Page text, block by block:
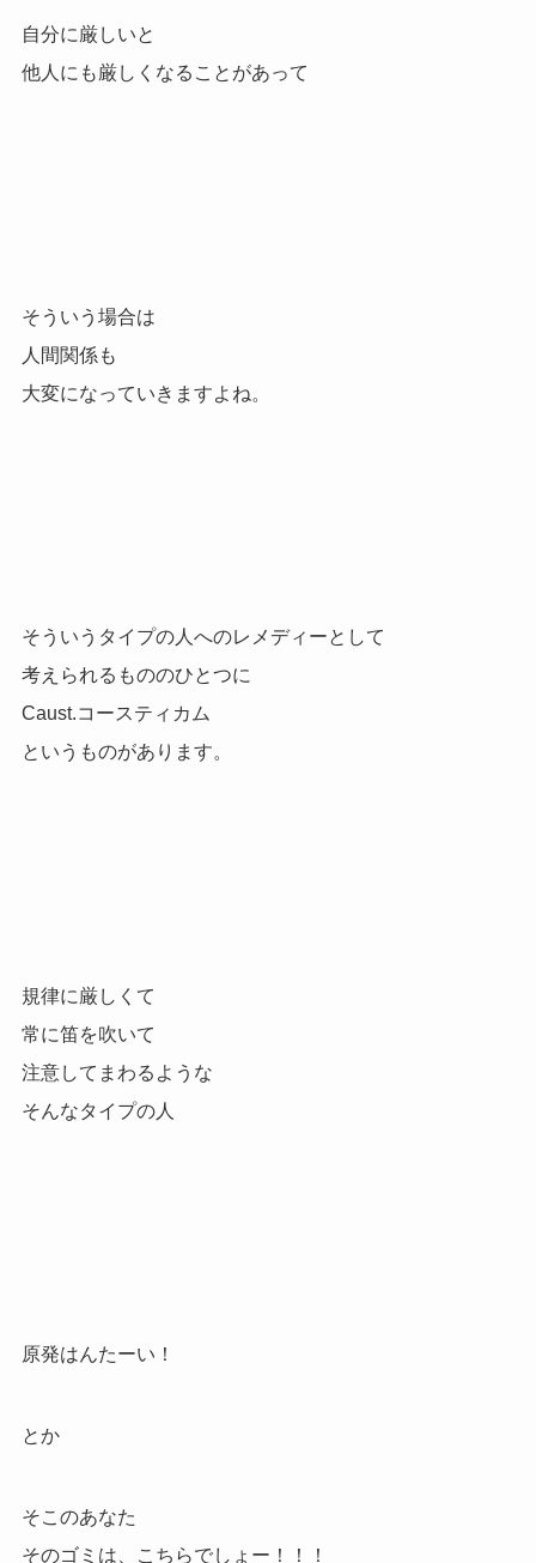
自分に厳しいと
他人にも厳しくなることがあって
そういう場合は
人間関係も
大変になっていきますよね。
そういうタイプの人へのレメディーとして
考えられるもののひとつに
Caust.コースティカム
というものがあります。
規律に厳しくて
常に笛を吹いて
注意してまわるような
そんなタイプの人
原発はんたーい！
とか
そこのあなた
そのゴミは、こちらでしょー！！！